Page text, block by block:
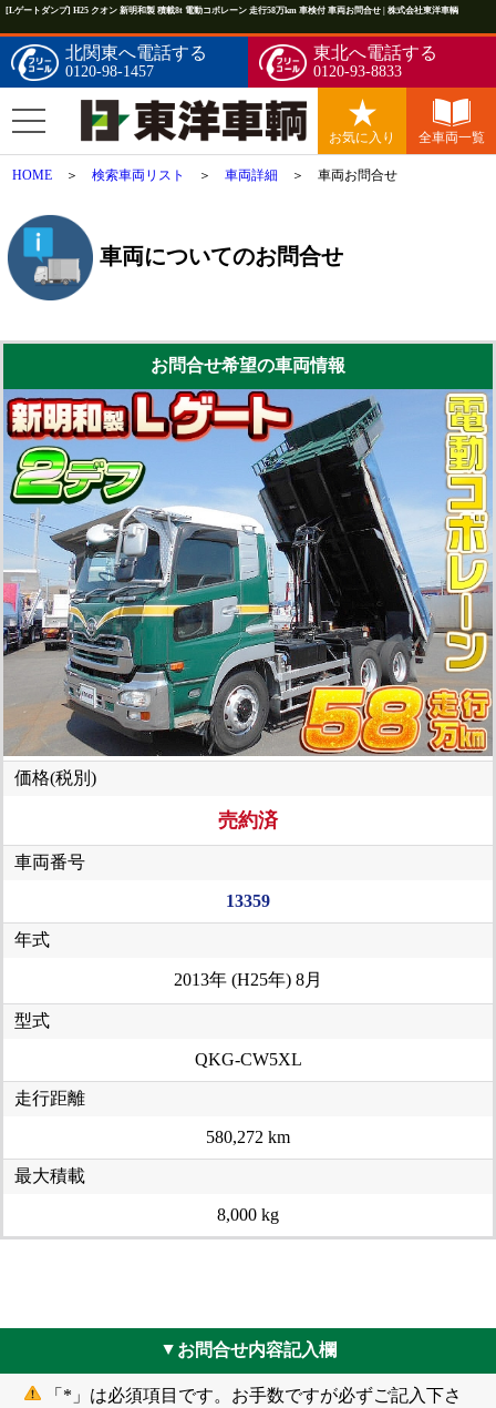
[Lゲートダンプ] H25 クオン 新明和製 積載8t 電動コボレーン 走行58万km 車検付 車両お問合せ | 株式会社東洋車輌
北関東へ電話する
0120-98-1457
東北へ電話する
0120-93-8833
お気に入り 全車両一覧
HOME ＞検索車両リスト ＞車両詳細 ＞ 車両お問合せ
車両についてのお問合せ
お問合せ希望の車両情報
価格(税別)
売約済
車両番号
13359
年式
2013年 (H25年) 8月
型式
QKG-CW5XL
走行距離
580,272 km
最大積載
8,000 kg
▲ お問合せ内容記入欄
「*」は必須項目です。お手数ですが必ずご記入下さ